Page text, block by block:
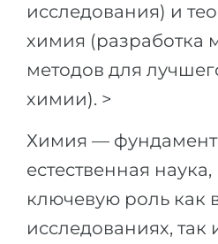
исследования) и
химия (разработка
методов для
химии). >
Химия —
естественная
ключевую роль как
исследованиях, так